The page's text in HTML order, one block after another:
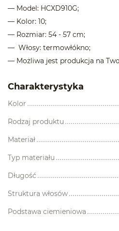
— Model: HCXD910G;
— Kolor: 10;
— Rozmiar: 54 - 57 cm;
— Włosy: termowłókno;
— Możliwa jest produkcja na
Charakterystyka
Kolor
Rodzaj produktu
Materiał
Typ materiału
Długość
Struktura włosów
Podstawa ciemieniowa